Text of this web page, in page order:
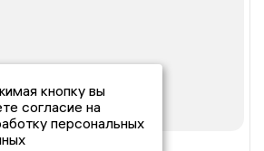
кнопку вы
согласие на
персональных